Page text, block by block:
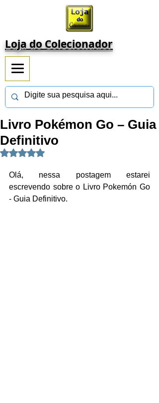
Loja do Colecionador
Livro Pokémon Go – Guia
Definitivo
Avaliado com NaN de 5 estrelas.
Olá, nessa postagem estarei
escrevendo sobre o Livro Pokemón Go
- Guia Definitivo.